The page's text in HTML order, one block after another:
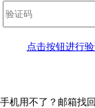
点击按钮进行
手机用不了？ 邮箱找